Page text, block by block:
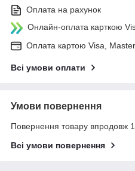
Оплата на рахунок
Онлайн-оплата карткою
Оплата картою Visa,
Всі умови оплати
Умови повернення
Повернення товару впродовж
Всі умови повернення